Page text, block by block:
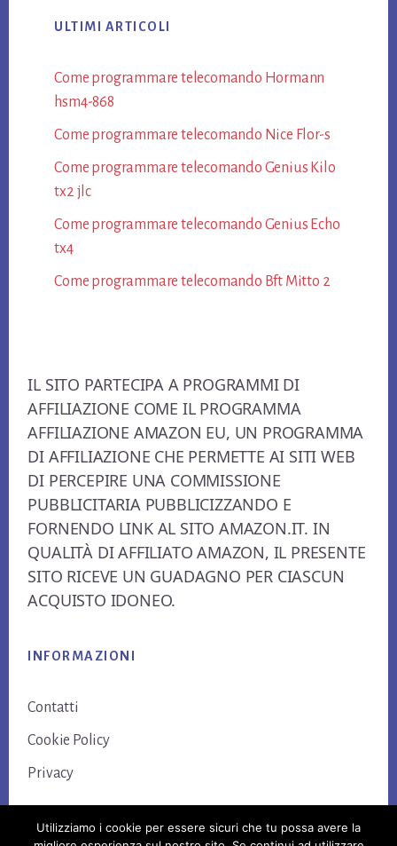
ULTIMI ARTICOLI
Come programmare telecomando Hormann​
hsm4-868​
Come programmare telecomando Nice Flor-s​
Come programmare telecomando Genius Kilo
tx2 jlc​
Come programmare telecomando Genius Echo
tx4​
Come programmare telecomando Bft Mitto 2​
IL SITO PARTECIPA A PROGRAMMI DI
AFFILIAZIONE COME IL PROGRAMMA
AFFILIAZIONE AMAZON EU, UN PROGRAMMA
DI AFFILIAZIONE CHE PERMETTE AI SITI WEB
DI PERCEPIRE UNA COMMISSIONE
PUBBLICITARIA PUBBLICIZZANDO E
FORNENDO LINK AL SITO AMAZON.IT. IN
QUALITÀ DI AFFILIATO AMAZON, IL PRESENTE
SITO RICEVE UN GUADAGNO PER CIASCUN
ACQUISTO IDONEO.
INFORMAZIONI
Contatti
Cookie Policy
Privacy
Utilizziamo i cookie per essere sicuri che tu possa avere la